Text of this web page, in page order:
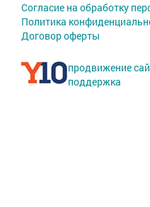
Согласие на обработку
Политика
Договор оферты
продвижение
поддержка